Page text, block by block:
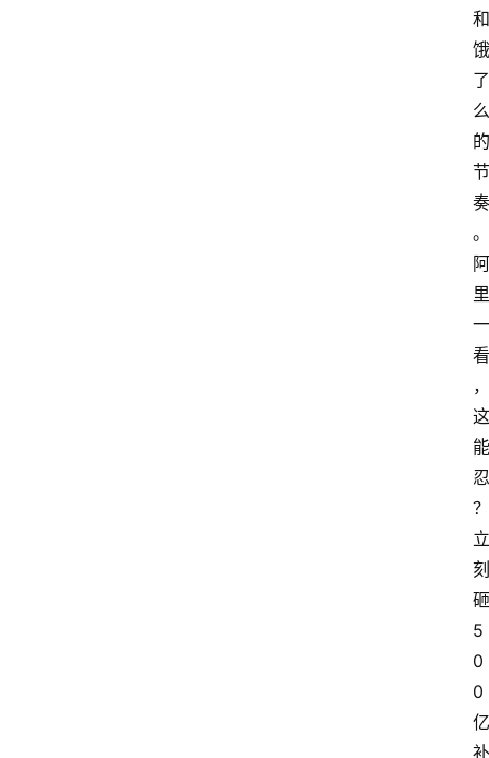
和
饿
了
么
的
节
奏
。
阿
里
一
看
，
这
能
忍
？
立
刻
砸
5
0
0
亿
补